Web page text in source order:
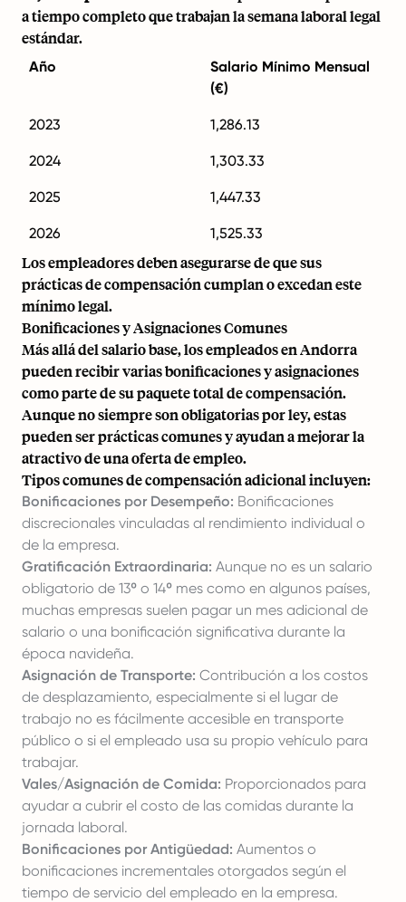
a tiempo completo que trabajan la semana laboral legal
estándar.
Año
Salario Mínimo Mensual
(€)
2023 1,286.13
2024 1,303.33
2025 1,447.33
2026 1,525.33
Los empleadores deben asegurarse de que sus
prácticas de compensación cumplan o excedan este
mínimo legal.
Bonificaciones y Asignaciones Comunes
Más allá del salario base, los empleados en Andorra
pueden recibir varias bonificaciones y asignaciones
como parte de su paquete total de compensación.
Aunque no siempre son obligatorias por ley, estas
pueden ser prácticas comunes y ayudan a mejorar la
atractivo de una oferta de empleo.
Tipos comunes de compensación adicional incluyen:
Bonificaciones por Desempeño: Bonificaciones
discrecionales vinculadas al rendimiento individual o
de la empresa.
Gratificación Extraordinaria: Aunque no es un salario
obligatorio de 13º o 14º mes como en algunos países,
muchas empresas suelen pagar un mes adicional de
salario o una bonificación significativa durante la
época navideña.
Asignación de Transporte: Contribución a los costos
de desplazamiento, especialmente si el lugar de
trabajo no es fácilmente accesible en transporte
público o si el empleado usa su propio vehículo para
trabajar.
Vales/Asignación de Comida: Proporcionados para
ayudar a cubrir el costo de las comidas durante la
jornada laboral.
Bonificaciones por Antigüedad: Aumentos o
bonificaciones incrementales otorgados según el
tiempo de servicio del empleado en la empresa.